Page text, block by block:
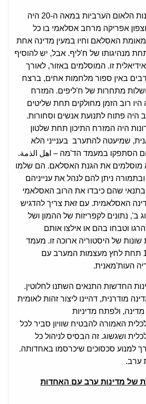
עד להקמתן של מדינות הלאום הערביות במאה ה-20 היה
אפריקה מרחב אסלאמי בו כל
האסלאם וחיו במעין מדינה אחת
מנהיגותו של ח'ליף. אבל, יש להוסיף
זו. המוסלמים באזור, לאורך
באין ספור מלחמות אחים, ברצח
מתחרות של ח'ליפים. המזרח
היו רוב הזמן מחולקים תחת שליטים
היה פתוח לתנועת אנשים וסחורות.
היה המזרח התיכון תחת שלטון
שמיעטה להתערב בענייני הלא
הסתפקו במעמד הד'מה – اهل الذمة.
מוסלמים את הגנת האסלאם. הם שלמו
ניתן להם לנהל את ענייניהם
בתנאי שהם כיבדו את הרוב האסלאמי
האסלאמית. עם זאת צריך להדגיש
ב', נתונים לקפריזות של ההמון ושל
וטבחו בהם או אילצו אותם
של היסטוריה ארוכה זו. מעמד
הד'מה בוטל ב-1856 תחת לחץ מעצמות המערב עם
העות'מאנית.
החדשות התנאים השתנו לחלוטין.
מודרנית, דהיינו ליצור זהות לאומית
ולפתח מדיניות
האמורה להבטיח שוויון סביר לכל
ושגשוג. זה הבסיס לניהול כל
למנוע סכסוכים שיכרסמו באחדותה.
ערב.
של מדינות ערב עם האחדות